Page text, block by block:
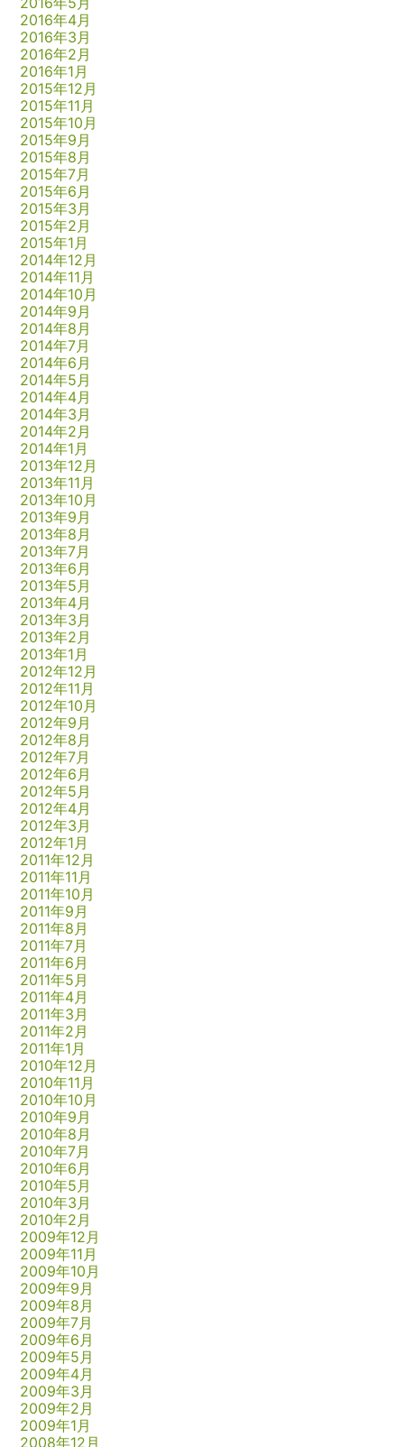
2016年4月
2016年3月
2016年2月
2016年1月
2015年12月
2015年11月
2015年10月
2015年9月
2015年8月
2015年7月
2015年6月
2015年3月
2015年2月
2015年1月
2014年12月
2014年11月
2014年10月
2014年9月
2014年8月
2014年7月
2014年6月
2014年5月
2014年4月
2014年3月
2014年2月
2014年1月
2013年12月
2013年11月
2013年10月
2013年9月
2013年8月
2013年7月
2013年6月
2013年5月
2013年4月
2013年3月
2013年2月
2013年1月
2012年12月
2012年11月
2012年10月
2012年9月
2012年8月
2012年7月
2012年6月
2012年5月
2012年4月
2012年3月
2012年1月
2011年12月
2011年11月
2011年10月
2011年9月
2011年8月
2011年7月
2011年6月
2011年5月
2011年4月
2011年3月
2011年2月
2011年1月
2010年12月
2010年11月
2010年10月
2010年9月
2010年8月
2010年7月
2010年6月
2010年5月
2010年3月
2010年2月
2009年12月
2009年11月
2009年10月
2009年9月
2009年8月
2009年7月
2009年6月
2009年5月
2009年4月
2009年3月
2009年2月
2009年1月
2008年12月